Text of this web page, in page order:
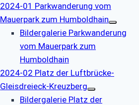
2024-01 Parkwanderung vom
Mauerpark zum Humboldhain
Bildergalerie Parkwanderung
vom Mauerpark zum
Humboldhain
2024-02 Platz der Luftbrücke-
Gleisdreieck-Kreuzberg
Bildergalerie Platz der